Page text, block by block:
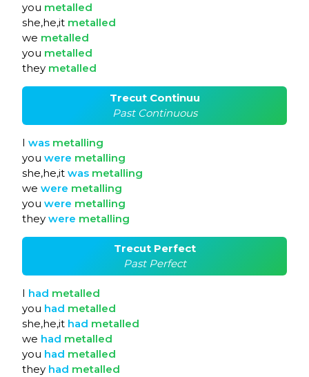
you metalled
she,he,it metalled
we metalled
you metalled
they metalled
Trecut Continuu
Past Continuous
I was metalling
you were metalling
she,he,it was metalling
we were metalling
you were metalling
they were metalling
Trecut Perfect
Past Perfect
I had metalled
you had metalled
she,he,it had metalled
we had metalled
you had metalled
they had metalled